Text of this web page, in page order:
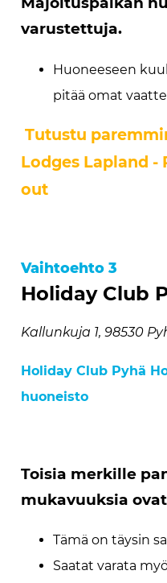
varustettuja.
Huoneeseen
pitää omat
Tutustu
Lodges Lapland -
out
Vaihtoehto 3
Holiday Club
Kallunkuja 1, 98530
Holiday Club Pyhä
huoneisto
Toisia merkille
mukavuuksia
Tämä on täysin
Saatat varata